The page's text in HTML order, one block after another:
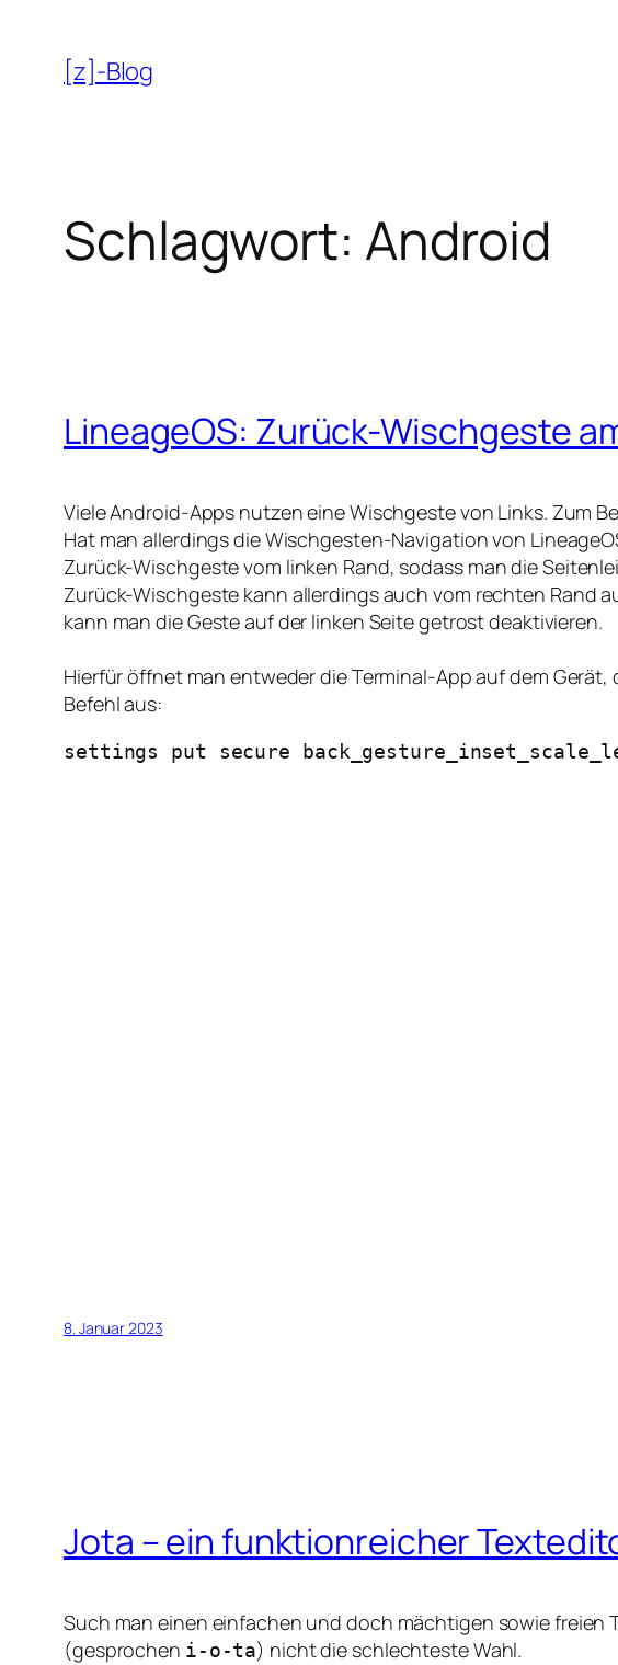
Inhalt
springen
[z]-Blog
Schlagwort: Android
LineageOS: Zurück-Wischgeste
Viele Android-Apps nutzen eine Wischgeste von Links. Zum
Hat man allerdings die Wischgesten-Navigation von
Zurück-Wischgeste vom linken Rand, sodass man die
Zurück-Wischgeste kann allerdings auch vom rechten Rand
kann man die Geste auf der linken Seite getrost deaktivieren.
Hierfür öffnet man entweder die Terminal-App auf dem
Befehl aus:
settings put secure
8. Januar 2023
Jota – ein funktionreicher
Such man einen einfachen und doch mächtigen sowie freien
(gesprochen i-o-ta) nicht die schlechteste Wahl.